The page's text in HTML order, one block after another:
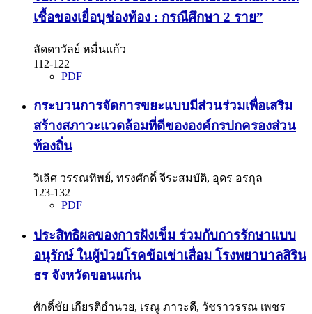
เชื้อของเยื่อบุช่องท้อง : กรณีศึกษา 2 ราย”
ลัดดาวัลย์ หมื่นแก้ว
112-122
PDF
กระบวนการจัดการขยะแบบมีส่วนร่วมเพื่อเสริม
สร้างสภาวะแวดล้อมที่ดีขององค์กรปกครองส่วน
ท้องถิ่น
วิเลิศ วรรณทิพย์, ทรงศักดิ์ จีระสมบัติ, อุดร อรกุล
123-132
PDF
ประสิทธิผลของการฝังเข็ม ร่วมกับการรักษาแบบ
อนุรักษ์ ในผู้ป่วยโรคข้อเข่าเสื่อม โรงพยาบาลสิริน
ธร จังหวัดขอนแก่น
ศักดิ์ชัย เกียรติอำนวย, เรณู ภาวะดี, วัชราวรรณ เพชร